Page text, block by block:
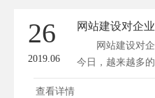
26
2019.06
网站建设对企
网站建设对
今日，越来越多
查看详情